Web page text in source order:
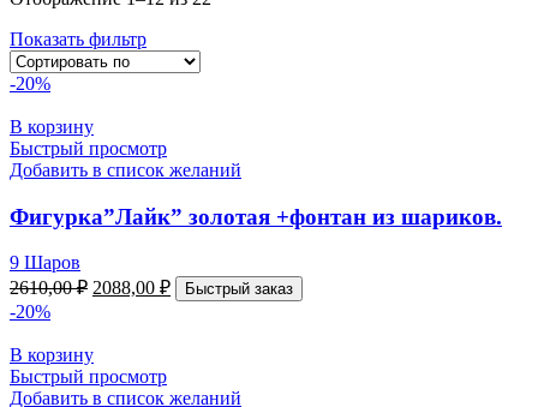
Показать фильтр
-20%
В корзину
Быстрый просмотр
Добавить в список желаний
Фигурка”Лайк” золотая +фонтан из шариков.
9 Шаров
2610,00₽ 2088,00 ₽ Быстрый заказ
-20%
В корзину
Быстрый просмотр
Добавить в список желаний